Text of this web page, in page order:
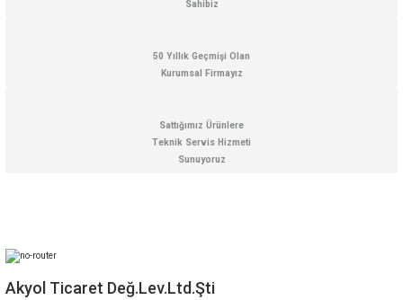
Sahibiz
50 Yıllık Geçmişi Olan
Kurumsal Firmayız
Sattığımız Ürünlere
Teknik Servis Hizmeti
Sunuyoruz
Akyol Ticaret Değ.Lev.Ltd.Şti